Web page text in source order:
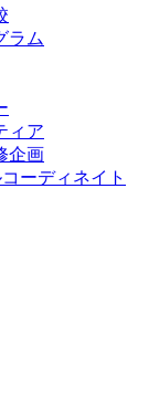
ラム
ィア
企画
ーディネイト